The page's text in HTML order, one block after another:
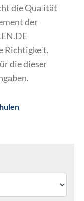
die Qualität
der
Richtigkeit,
die dieser